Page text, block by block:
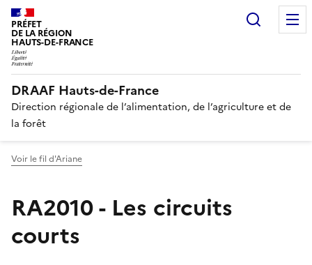
PRÉFET
DE LA RÉGION
HAUTS-DE-FRANCE
DRAAF Hauts-de-France
Direction régionale de l’alimentation, de l’agriculture et de
la forêt
Voir le fil d'Ariane
RA2010 - Les circuits
courts